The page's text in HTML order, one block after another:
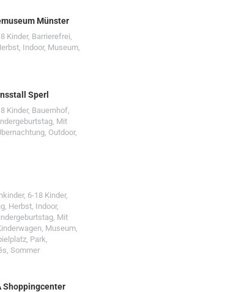
Münster
Kinder, Barrierefrei,
, Indoor, Museum,
Sperl
Kinder, Bauernhof,
, Mit
, Outdoor,
, 6-18 Kinder,
, Herbst, Indoor,
, Mit
, Museum,
, Park,
, Sommer
Shoppingcenter